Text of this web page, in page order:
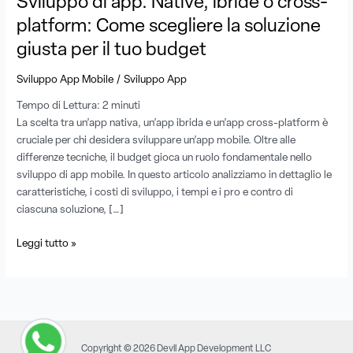
platform: Come scegliere la soluzione
giusta per il tuo budget
Sviluppo App Mobile /Sviluppo App
Tempo di Lettura:2 minuti
La scelta tra un’app nativa, un’app ibrida e un’app cross-platform è
cruciale per chi desidera sviluppare un’app mobile. Oltre alle
differenze tecniche, il budget gioca un ruolo fondamentale nello
sviluppo di app mobile. In questo articolo analizziamo in dettaglio le
caratteristiche, i costi di sviluppo, i tempi e i pro e contro di
ciascuna soluzione, […]
scegliere
la
soluzione
per
il
tuo
budget
Leggi tutto »
Copyright © 2026 Devil App Development LLC